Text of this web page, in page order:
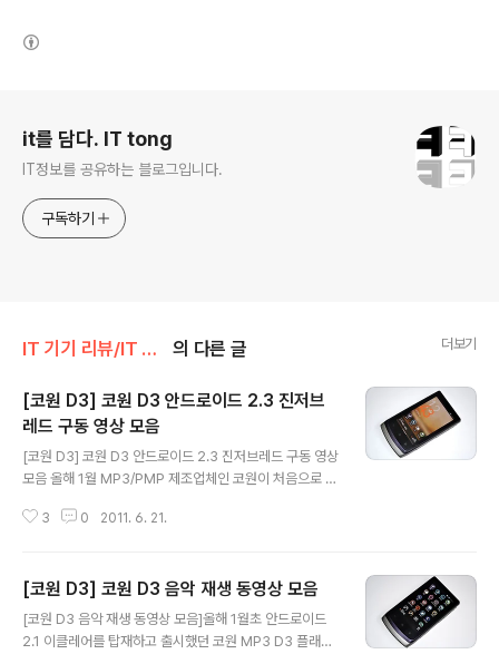
it를 담다. IT tong
IT정보를 공유하는 블로그입니다.
구독하기
IT 기기 리뷰/IT 기타 의 다른 글 더보기
[코원 D3] 코원 D3 안드로이드 2.3 진저브
레드 구동 영상 모음
[코원 D3] 코원 D3 안드로이드 2.3 진저브레드 구동 영상
모음 올해 1월 MP3/PMP 제조업체인 코원이 처음으로 안
당시 팬택의 SMP와 빌립의 P3와 함께 비교를 많이 했었
3 진저브레드로 업그레이드 된 후 전체적으로 터치감 등
반응속도와 안정성이 개선되었습니다. 오늘은 진저브레드
로 업그레이드된 코원 D3의 사용후기 동영상을 소개해볼
3 0 2011. 6. 21.
[코원 D3] 코원 D3 음악 재생 동영상 모음
[코원 D3 음악 재생 동영상 모음]올해 1월초 안드로이드
2.1 이클레어를 탑재하고 출시했던 코원 MP3 D3 플래뉴